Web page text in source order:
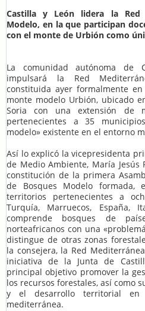
Castilla y León lidera la Red
Modelo, en la que participan
con el monte de Urbión como
La comunidad autónoma de
impulsará la Red
constituida ayer formalmente
monte modelo Urbión, ubicado
Soria con una extensión de
pertenecientes a 35
modelo» existente en el entorno
Así lo explicó la vicepresidenta
de Medio Ambiente, María
constitución de la primera
de Bosques Modelo formada,
territorios pertenecientes a
Turquía, Marruecos, España,
comprende bosques de
norteafricanos con una
distingue de otras zonas
la consejera, la Red
iniciativa de la Junta de
principal objetivo promover la
los recursos forestales, así como
y el desarrollo territorial
mediterránea.